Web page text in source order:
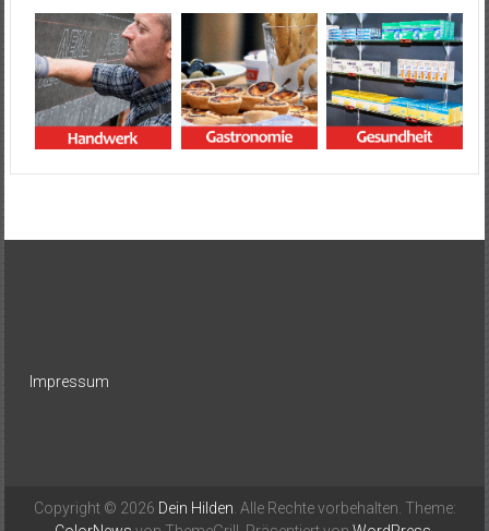
Impressum
Copyright © 2026 Dein Hilden. Alle Rechte vorbehalten. Theme: